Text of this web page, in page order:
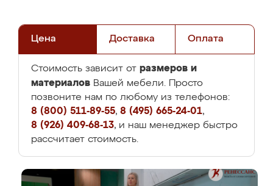
Цена Доставка Оплата
Стоимость зависит от размеров и
материалов Вашей мебели. Просто
позвоните нам по любому из телефонов:
8 (800) 511-89-55, 8 (495) 665-24-01,
8 (926) 409-68-13, и наш менеджер быстро
рассчитает стоимость.